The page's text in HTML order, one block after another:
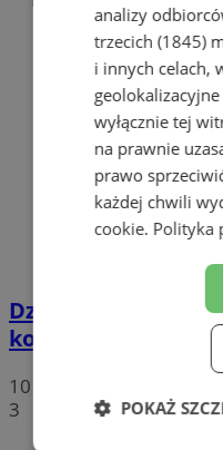
Dzielnicowi z
konkursie
10 lipca 2026, 13:07
3
analizy
trzecich (1845)
i innych celach,
wyłącznie tej
na prawnie
prawo
każdej chwili
cookie. Polityka
POKAŻ